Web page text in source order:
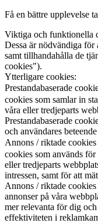
Få en bättre upplevelse
Viktiga och funktionella
Dessa är nödvändiga
samt tillhandahålla de
cookies").
Ytterligare cookies:
Prestandabaserade
cookies som samlar in
våra eller tredjeparts
Prestandabaserade
och användares
Annons / riktade cookies
cookies som används
eller tredjeparts
intressen, samt för att
Annons / riktade cookies
annonser på våra
mer relevanta för dig
effektiviteten i